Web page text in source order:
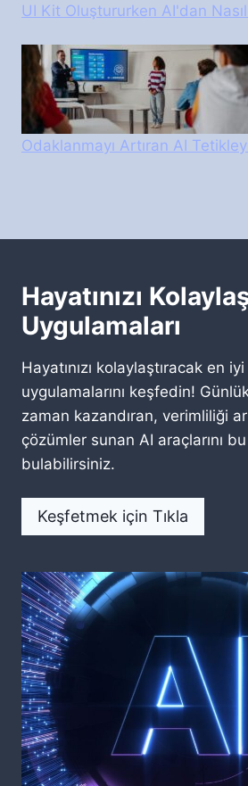
UI Kit Oluştururken AI'dan Nasıl
Odaklanmayı Artıran AI
Hayatınızı
Uygulamaları
Hayatınızı kolaylaştıracak en
uygulamalarını keşfedin!
zaman kazandıran, verimliliği
çözümler sunan AI araçlarını
bulabilirsiniz.
Keşfetmek için Tıkla